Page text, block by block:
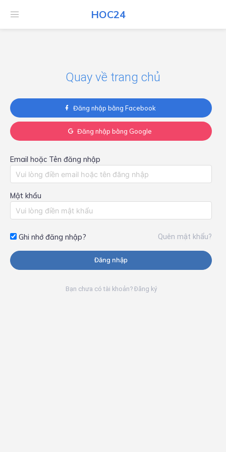
HOC24
HOC24
Quay về trang chủ
Đăng nhập bằng Facebook
Đăng nhập bằng Google
Email hoặc Tên đăng nhập
Mật khẩu
Ghi nhớ đăng nhập? Quên mật khẩu?
Đăng nhập
Bạn chưa có tài khoản? Đăng ký